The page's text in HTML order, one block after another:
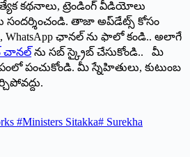
కథనాలు, ట్రెండింగ్ వీడియోలు
సందర్శించండి. తాజా అప్‌డేట్స్ కోసం
, WhatsApp ఛానల్ ను ఫాలో కండి.. అలాగే
చానల్ ను సబ్ స్క్రైబ్ చేసుకోండి.. మీ
పంచుకోండి. మీ స్నేహితులు, కుటుంబ
#Ministers Sitakka# Surekha